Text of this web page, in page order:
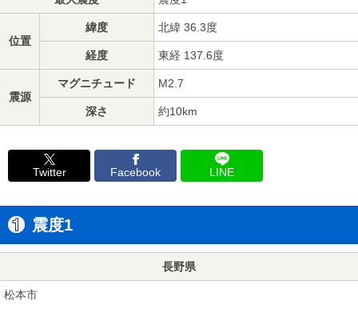
位置
緯度 北緯 36.3度
経度 東経 137.6度
震源
マグニチュード M2.7
深さ 約10km
Twitter Facebook LINE
震度1
長野県
松本市